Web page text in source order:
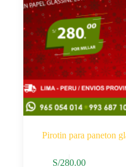
Pirotin para paneton
S/280.00